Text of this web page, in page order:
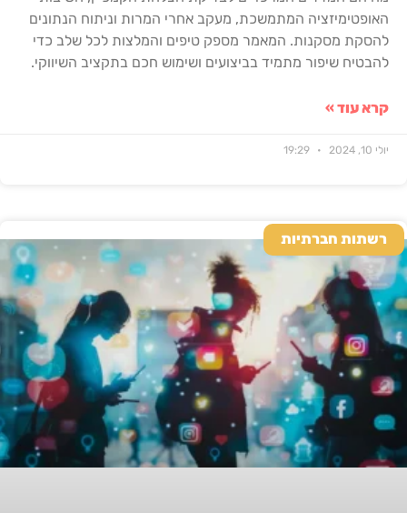
האופטימיזציה המתמשכת, מעקב אחרי המרות וניתוח הנתונים
להסקת מסקנות. המאמר מספק טיפים והמלצות לכל שלב כדי
להבטיח שיפור מתמיד בביצועים ושימוש חכם בתקציב השיווקי.
קרא עוד »
יולי 10, 2024
רשתות חברתיות